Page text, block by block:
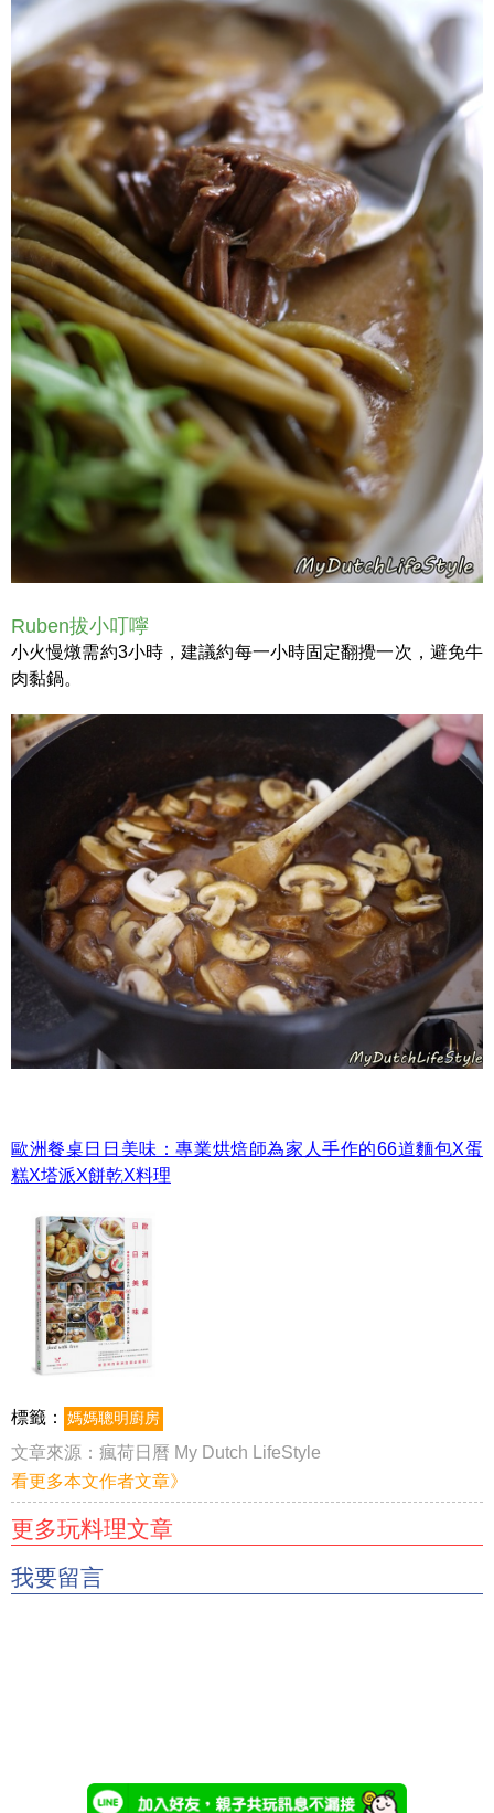
Ruben拔小叮嚀
小火慢燉需約3小時，建議約每一小時固定翻攪一次，避免牛
肉黏鍋。
歐洲餐桌日日美味：專業烘焙師為家人手作的66道麵包X蛋
糕X塔派X餅乾X料理
標籤： 媽媽聰明廚房
文章來源： 瘋荷日曆 My Dutch LifeStyle
看更多本文作者文章》
更多玩料理文章
我要留言